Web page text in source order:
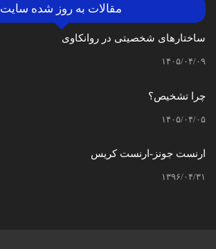
مقالات به روز شده سایت
ساختارهای شخصیتی در روانکاوی
۱۴۰۵/۰۴/۰۹
چرا تشخیص؟
۱۴۰۵/۰۴/۰۵
ارنست جونز-ارنست کریس
۱۳۹۶/۰۴/۳۱